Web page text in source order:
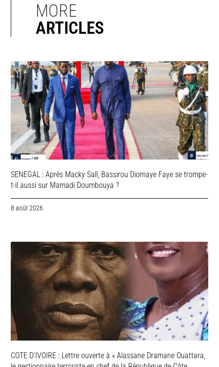
MORE
ARTICLES
SENEGAL : Après Macky Sall, Bassirou Diomaye Faye se trompe-
t-il aussi sur Mamadi Doumbouya ?
8 août 2026
COTE D’IVOIRE : Lettre ouverte à « Alassane Dramane Ouattara,